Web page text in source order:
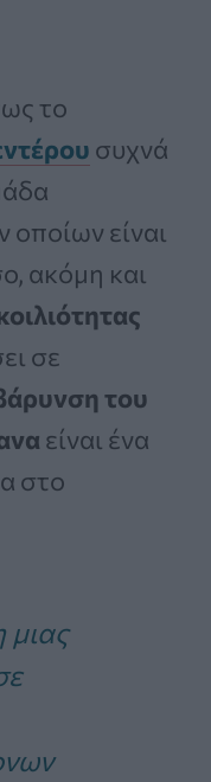
το
συχνά
είναι
ακόμη και
σε
του
είναι ένα
στο